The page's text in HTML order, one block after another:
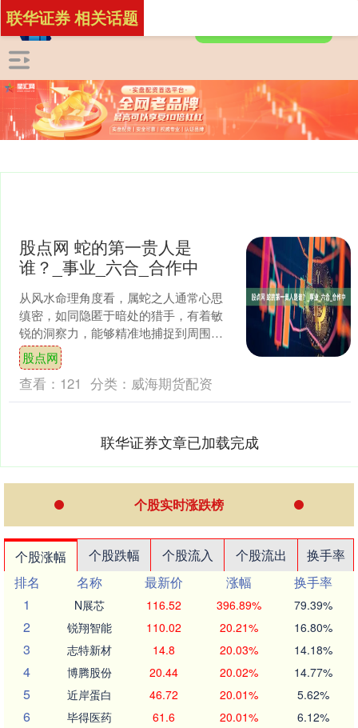
联华证券 相关话题
股点网 蛇的第一贵人是
谁？_事业_六合_合作中
从风水命理角度看，属蛇之人通常心思
缜密，如同隐匿于暗处的猎手，有着敏
锐的洞察力，能够精准地捕捉到周围环
境的细微变化，在复杂的局势中迅速做
出判断。他们冷静沉着，无....
股点网
查看： 121 分类： 威海期货配资
联华证券文章已加载完成
个股实时涨跌榜
个股涨幅 个股跌幅 个股流入 个股流出
换手率
排名
名称 最新价 涨幅
换手率
1
N展芯 116.52 396.89% 79.39%
2 锐翔智能 110.02 20.21% 16.80%
3 志特新材 14.8 20.03% 14.18%
4 博腾股份 20.44 20.02% 14.77%
5 近岸蛋白 46.72 20.01% 5.62%
6 毕得医药 61.6 20.01% 6.12%